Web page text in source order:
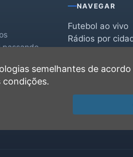
passando
NAVEGAR
Futebol ao vivo
Rádios por
Favoritas
semelhantes de